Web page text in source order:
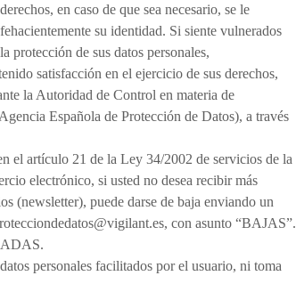
en caso de que sea necesario, se le
su identidad. Si siente vulnerados
protección de sus datos personales,
satisfacción en el ejercicio de sus derechos,
la Autoridad de Control en materia de
Española de Protección de Datos), a través
el artículo 21 de la Ley 34/2002 de servicios de la
electrónico, si usted no desea recibir más
(newsletter), puede darse de baja enviando un
con asunto “BAJAS”.
personales facilitados por el usuario, ni toma